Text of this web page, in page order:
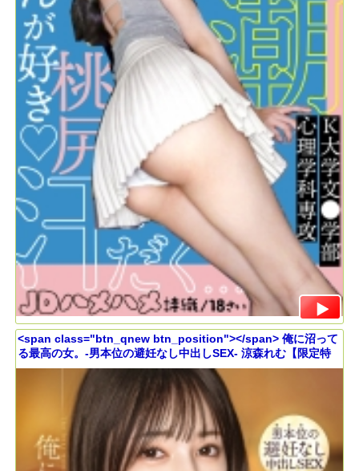
<span class="btn_qnew btn_position"></span> 俺に沼って
る最高の女。-男本位の避妊なし中出しSEX- 涼森れむ【限定特
典映像15分付き】